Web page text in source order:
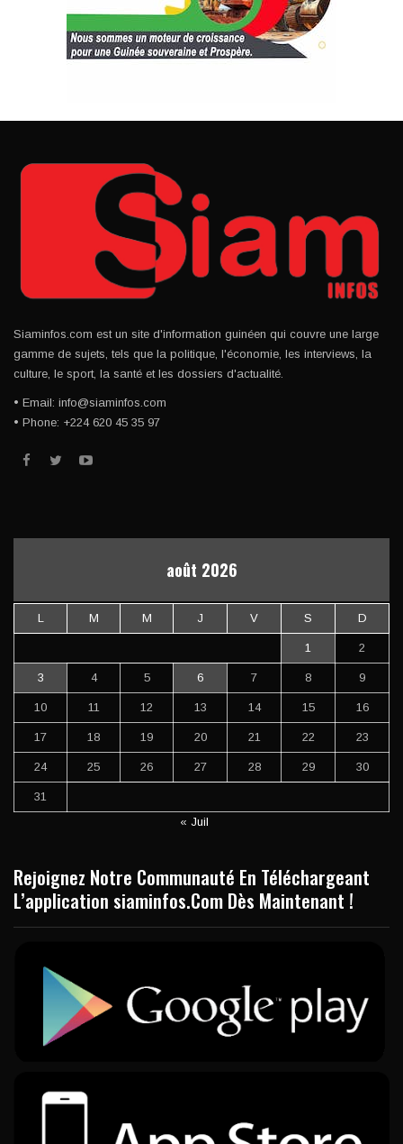
Siaminfos.com est un site d'information guinéen qui couvre une large
gamme de sujets, tels que la politique, l'économie, les interviews, la
culture, le sport, la santé et les dossiers d'actualité.
• Email: info@siaminfos.com
• Phone: +224 620 45 35 97
août 2026
L M M J V S D
1 2
3 4 5 6 7 8 9
10 11 12 13 14 15 16
17 18 19 20 21 22 23
24 25 26 27 28 29 30
31
« Juil
Rejoignez Notre Communauté En Téléchargeant
L’application siaminfos.Com Dès Maintenant !